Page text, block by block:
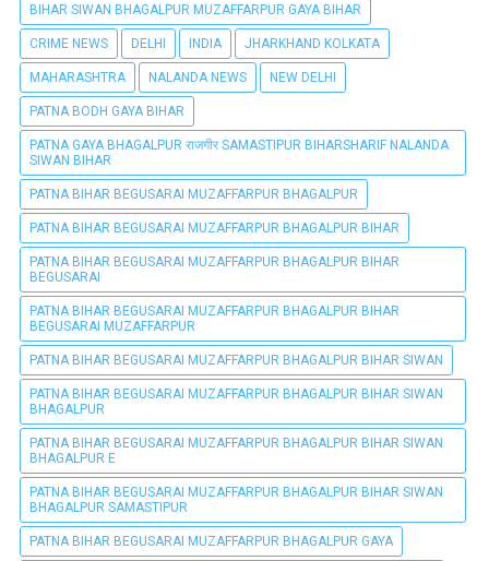
BIHAR SIWAN BHAGALPUR MUZAFFARPUR GAYA BIHAR
CRIME NEWS DELHI INDIA JHARKHAND KOLKATA
MAHARASHTRA NALANDA NEWS NEW DELHI
PATNA BODH GAYA BIHAR
PATNA GAYA BHAGALPUR राजगीर SAMASTIPUR BIHARSHARIF NALANDA
SIWAN BIHAR
PATNA BIHAR BEGUSARAI MUZAFFARPUR BHAGALPUR
PATNA BIHAR BEGUSARAI MUZAFFARPUR BHAGALPUR BIHAR
PATNA BIHAR BEGUSARAI MUZAFFARPUR BHAGALPUR BIHAR
BEGUSARAI
PATNA BIHAR BEGUSARAI MUZAFFARPUR BHAGALPUR BIHAR
BEGUSARAI MUZAFFARPUR
PATNA BIHAR BEGUSARAI MUZAFFARPUR BHAGALPUR BIHAR SIWAN
PATNA BIHAR BEGUSARAI MUZAFFARPUR BHAGALPUR BIHAR SIWAN
BHAGALPUR
PATNA BIHAR BEGUSARAI MUZAFFARPUR BHAGALPUR BIHAR SIWAN
BHAGALPUR E
PATNA BIHAR BEGUSARAI MUZAFFARPUR BHAGALPUR BIHAR SIWAN
BHAGALPUR SAMASTIPUR
PATNA BIHAR BEGUSARAI MUZAFFARPUR BHAGALPUR GAYA